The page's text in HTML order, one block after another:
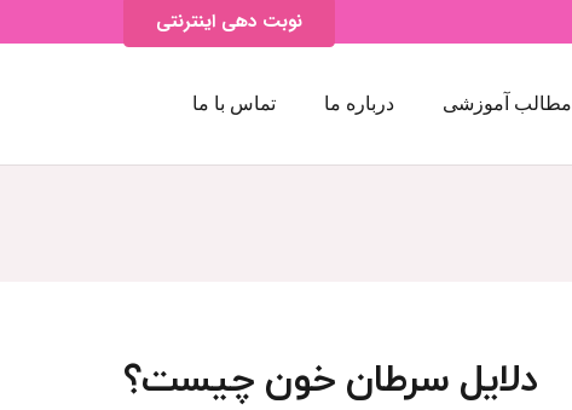
نوبت دهی اینترنتی
مطالب آموزشی درباره ما تماس با ما
دلایل سرطان خون چیست؟